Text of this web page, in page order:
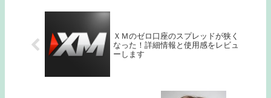
ＸＭのゼロ口座のスプレッドが狭く
なった！詳細情報と使用感をレビュ
ーします